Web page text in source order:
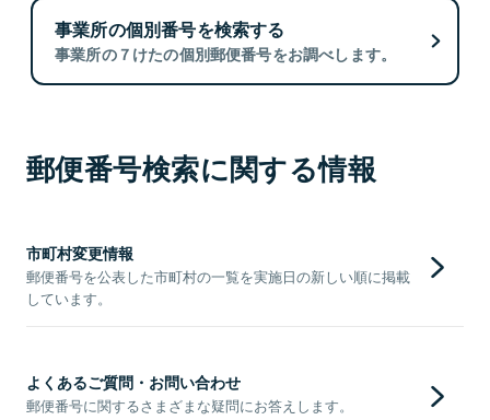
事業所の個別番号を検索する
事業所の７けたの個別郵便番号をお調べします。
郵便番号検索に関する情報
市町村変更情報
郵便番号を公表した市町村の一覧を実施日の新しい順に掲載
しています。
よくあるご質問・お問い合わせ
郵便番号に関するさまざまな疑問にお答えします。